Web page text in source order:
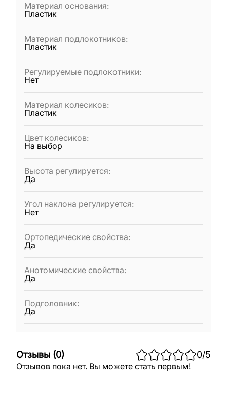
Материал основания:
Пластик
Материал подлокотников:
Пластик
Регулируемые подлокотники:
Нет
Материал колесиков:
Пластик
Цвет колесиков:
На выбор
Высота регулируется:
Да
Угол наклона регулируется:
Нет
Ортопедические свойства:
Да
Анотомические свойства:
Да
Подголовник:
Да
Отзывы (0) 0/5
Отзывов пока нет. Вы можете стать первым!